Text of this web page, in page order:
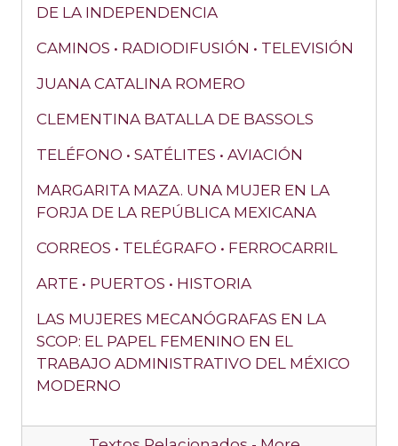
DE LA INDEPENDENCIA
CAMINOS • RADIODIFUSIÓN • TELEVISIÓN
JUANA CATALINA ROMERO
CLEMENTINA BATALLA DE BASSOLS
TELÉFONO • SATÉLITES • AVIACIÓN
MARGARITA MAZA. UNA MUJER EN LA
FORJA DE LA REPÚBLICA MEXICANA
CORREOS • TELÉGRAFO • FERROCARRIL
ARTE • PUERTOS • HISTORIA
LAS MUJERES MECANÓGRAFAS EN LA
SCOP: EL PAPEL FEMENINO EN EL
TRABAJO ADMINISTRATIVO DEL MÉXICO
MODERNO